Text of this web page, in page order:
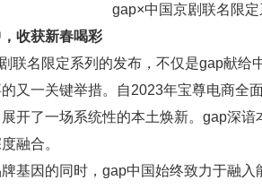
gap×中国京剧联名限
收获新春喝彩
联名限定系列的发布，不仅是gap献给
又一关键举措。自2023年宝尊电商全
开了一场系统性的本土焕新。gap深
融合。
基因的同时，gap中国始终致力于融